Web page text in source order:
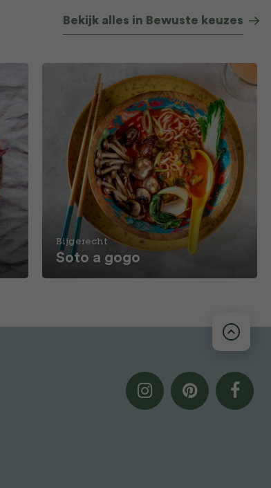
Bekijk alles in Bewuste keuzes
Bijgerecht
Soto a gogo